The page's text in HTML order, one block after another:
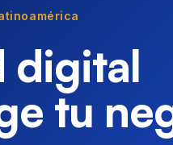
digital
tu